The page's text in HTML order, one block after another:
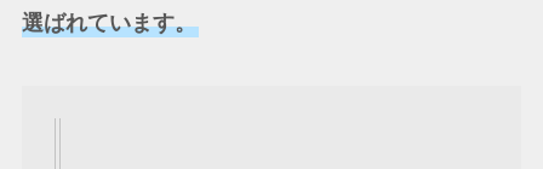
選ばれています。